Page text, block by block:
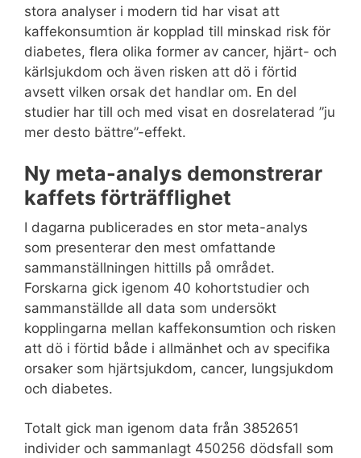
stora analyser i modern tid har visat att
kaffekonsumtion är kopplad till minskad risk för
diabetes, flera olika former av cancer, hjärt- och
kärlsjukdom och även risken att dö i förtid
avsett vilken orsak det handlar om. En del
studier har till och med visat en dosrelaterad ”ju
mer desto bättre”-effekt.
Ny meta-analys demonstrerar
kaffets förträfflighet
I dagarna publicerades en stor meta-analys
som presenterar den mest omfattande
sammanställningen hittills på området.
Forskarna gick igenom 40 kohortstudier och
sammanställde all data som undersökt
kopplingarna mellan kaffekonsumtion och risken
att dö i förtid både i allmänhet och av specifika
orsaker som hjärtsjukdom, cancer, lungsjukdom
och diabetes.
Totalt gick man igenom data från 3852651
individer och sammanlagt 450256 dödsfall som